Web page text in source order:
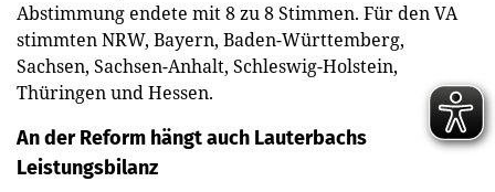
Abstimmung endete mit 8 zu 8 Stimmen. Für den VA
stimmten NRW, Bayern, Baden-Württemberg,
Sachsen, Sachsen-Anhalt, Schleswig-Holstein,
Thüringen und Hessen.
An der Reform hängt auch Lauterbachs
Leistungsbilanz